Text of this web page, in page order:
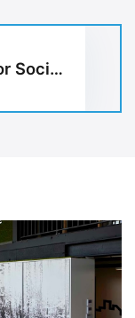
Officenter Leuven gaat voor Social Media met een Smart Blog van UP-TO-DATE WebDesign